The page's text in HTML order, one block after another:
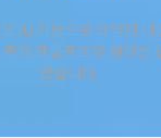
AI 기능으로 요약된
가 프롬프트로 원하는
있습니다.